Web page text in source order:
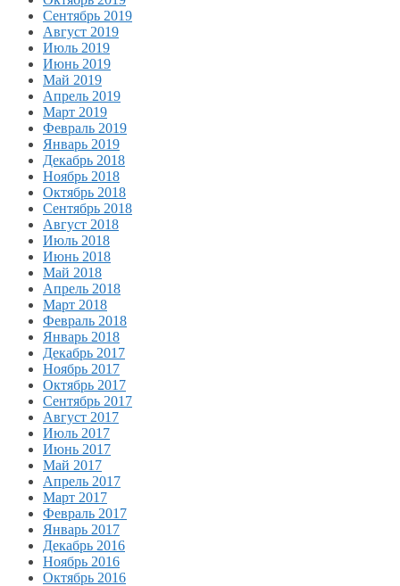
Сентябрь 2019
Август 2019
Июль 2019
Июнь 2019
Май 2019
Апрель 2019
Март 2019
Февраль 2019
Январь 2019
Декабрь 2018
Ноябрь 2018
Октябрь 2018
Сентябрь 2018
Август 2018
Июль 2018
Июнь 2018
Май 2018
Апрель 2018
Март 2018
Февраль 2018
Январь 2018
Декабрь 2017
Ноябрь 2017
Октябрь 2017
Сентябрь 2017
Август 2017
Июль 2017
Июнь 2017
Май 2017
Апрель 2017
Март 2017
Февраль 2017
Январь 2017
Декабрь 2016
Ноябрь 2016
Октябрь 2016